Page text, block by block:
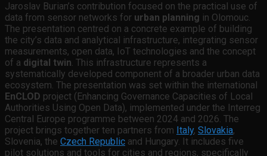
Jaroslav Burian’s contribution focused on the practical use of
data from sensor networks for urban planning in Olomouc.
The presentation centred on a concrete example of building
the city’s data and analytical infrastructure, integrating sensor
measurements, open data, IoT technologies and the concept
of a digital twin. This infrastructure represents a
systematically developed component of a broader urban data
ecosystem. The presentation was set within the international
EnCLOD project (Enhancing Governance Capacities of Local
Authorities Using Open Data), implemented under the Interreg
Central Europe programme between 2024 and 2026. The
project brings together ten partners from Italy, Slovakia,
Slovenia, the Czech Republic and Hungary. It includes five
pilot solutions and tools for cities and regions, specifically